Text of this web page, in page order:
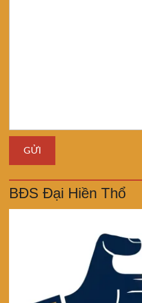
BĐS Đại Hiền Thổ